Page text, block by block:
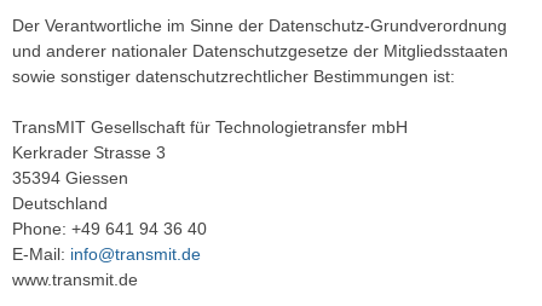
Der Verantwortliche im Sinne der Datenschutz-Grundverordnung
und anderer nationaler Datenschutzgesetze der Mitgliedsstaaten
sowie sonstiger datenschutzrechtlicher Bestimmungen ist:
TransMIT Gesellschaft für Technologietransfer mbH
Kerkrader Strasse 3
35394 Giessen
Deutschland
Phone: +49 641 94 36 40
E-Mail: info@transmit.de
www.transmit.de